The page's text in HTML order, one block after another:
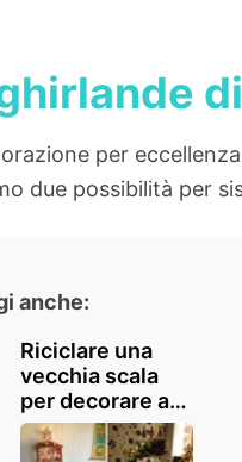
per
due possibilità per
anche:
Riciclare una
vecchia scala
per decorare a
Natale: 13 idee
da non perdere